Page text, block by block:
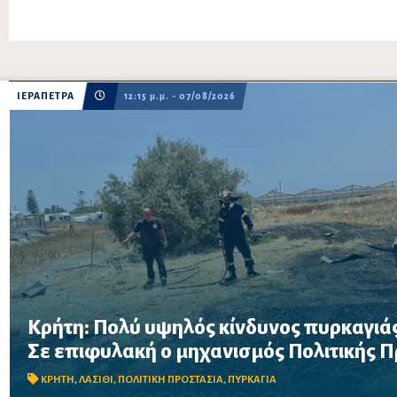
ΙΕΡΑΠΕΤΡΑ 12:15 μ.μ. - 07/08/2026
Κρήτη: Πολύ υψηλός κίνδυνος
Σε επιφυλακή ο μηχανισμός Πολιτικής
ΚΡΗΤΗ ,ΛΑΣΙΘΙ , ΠΟΛΙΤΙΚΗ ΠΡΟΣΤΑΣΙΑ, ΠΥΡΚΑΓΙΑ
Σε επιφυλακή ο μηχανισμός Πολιτικής Προστασίας λόγω πολύ
στην Κρήτη το Σάββατο 8 Αυγούστου – Απαγορεύονται η χρήση
δασικές περιοχές, μεταξύ των οποίω...